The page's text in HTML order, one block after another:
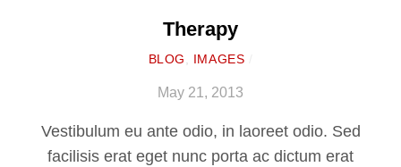
Therapy
BLOG IMAGES
May 21, 2013
Vestibulum eu ante odio, in laoreet odio. Sed
facilisis erat eget nunc porta ac dictum erat